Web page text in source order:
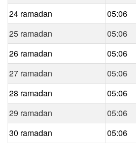
24 ramadan
05:06
25 ramadan
05:06
26 ramadan
05:06
27 ramadan
05:06
28 ramadan
05:06
29 ramadan
05:06
30 ramadan
05:06